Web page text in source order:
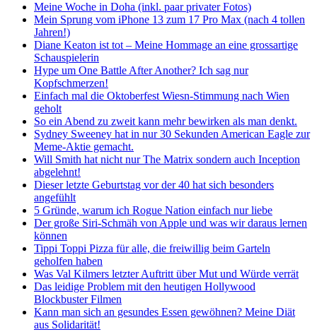
Meine Woche in Doha (inkl. paar privater Fotos)
Mein Sprung vom iPhone 13 zum 17 Pro Max (nach 4 tollen
Jahren!)
Diane Keaton ist tot – Meine Hommage an eine grossartige
Schauspielerin
Hype um One Battle After Another? Ich sag nur
Kopfschmerzen!
Einfach mal die Oktoberfest Wiesn-Stimmung nach Wien
geholt
So ein Abend zu zweit kann mehr bewirken als man denkt.
Sydney Sweeney hat in nur 30 Sekunden American Eagle zur
Meme-Aktie gemacht.
Will Smith hat nicht nur The Matrix sondern auch Inception
abgelehnt!
Dieser letzte Geburtstag vor der 40 hat sich besonders
angefühlt
5 Gründe, warum ich Rogue Nation einfach nur liebe
Der große Siri-Schmäh von Apple und was wir daraus lernen
können
Tippi Toppi Pizza für alle, die freiwillig beim Garteln
geholfen haben
Was Val Kilmers letzter Auftritt über Mut und Würde verrät
Das leidige Problem mit den heutigen Hollywood
Blockbuster Filmen
Kann man sich an gesundes Essen gewöhnen? Meine Diät
aus Solidarität!